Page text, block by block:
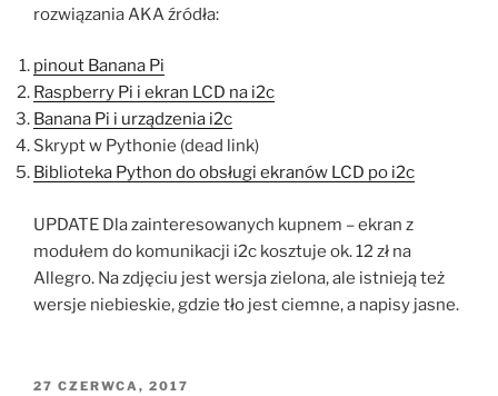
rozwiązania AKA źródła:
pinout Banana Pi
Raspberry Pi i ekran LCD na i2c
Banana Pi i urządzenia i2c
Skrypt w Pythonie (dead link)
Biblioteka Python do obsługi ekranów LCD po i2c
UPDATE Dla zainteresowanych kupnem – ekran z
modułem do komunikacji i2c kosztuje ok. 12 zł na
Allegro. Na zdjęciu jest wersja zielona, ale istnieją też
wersje niebieskie, gdzie tło jest ciemne, a napisy jasne.
OPUBLIKOWANE
27 CZERWCA, 2017